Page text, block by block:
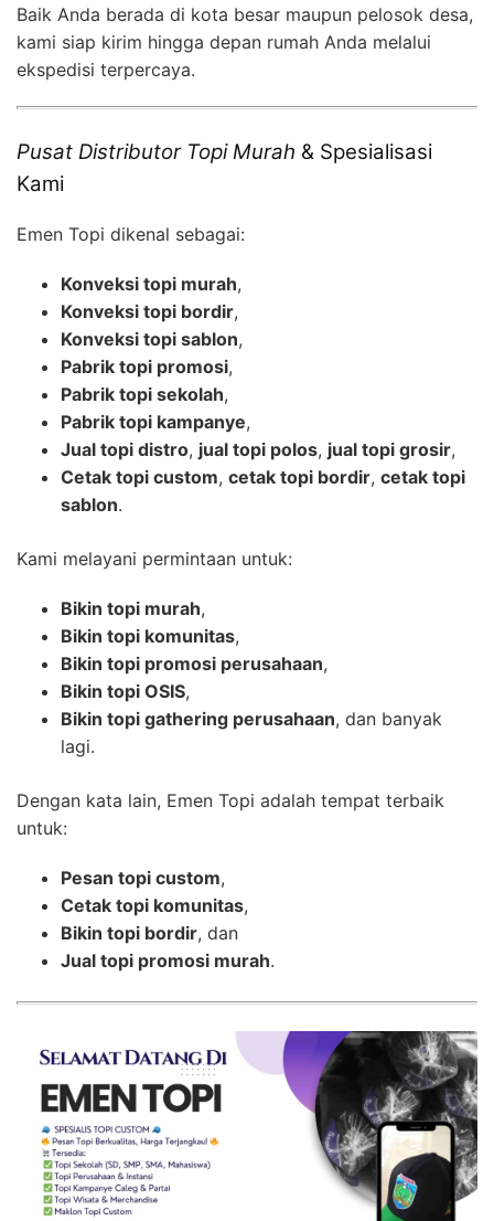
Baik Anda berada di kota besar maupun pelosok desa,
kami siap kirim hingga depan rumah Anda melalui
ekspedisi terpercaya.
Pusat Distributor Topi Murah & Spesialisasi
Kami
Emen Topi dikenal sebagai:
Konveksi topi murah,
Konveksi topi bordir,
Konveksi topi sablon,
Pabrik topi promosi,
Pabrik topi sekolah,
Pabrik topi kampanye,
Jual topi distro, jual topi polos, jual topi grosir,
Cetak topi custom, cetak topi bordir, cetak topi
sablon.
Kami melayani permintaan untuk:
Bikin topi murah,
Bikin topi komunitas,
Bikin topi promosi perusahaan,
Bikin topi OSIS,
Bikin topi gathering perusahaan, dan banyak
lagi.
Dengan kata lain, Emen Topi adalah tempat terbaik
untuk:
Pesan topi custom,
Cetak topi komunitas,
Bikin topi bordir, dan
Jual topi promosi murah.